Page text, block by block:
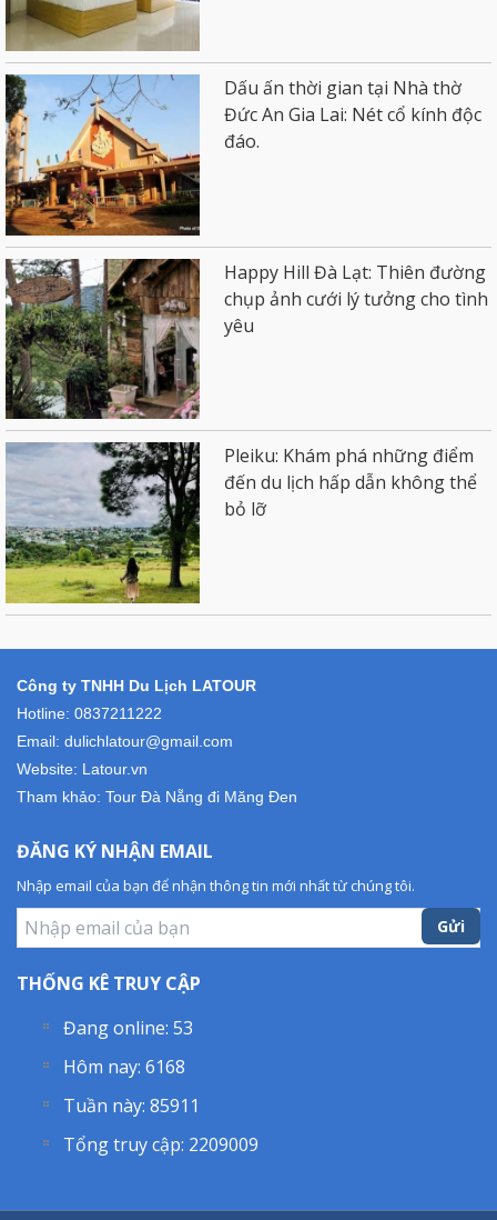
Dấu ấn thời gian tại Nhà thờ
Đức An Gia Lai: Nét cổ kính độc
đáo.
Happy Hill Đà Lạt: Thiên đường
chụp ảnh cưới lý tưởng cho tình
yêu
Pleiku: Khám phá những điểm
đến du lịch hấp dẫn không thể
bỏ lỡ
Công ty TNHH Du Lịch LATOUR
Hotline: 0837211222
Email: dulichlatour@gmail.com
Website: Latour.vn
Tham khảo: Tour Đà Nẵng đi Măng Đen
ĐĂNG KÝ NHẬN EMAIL
Nhập email của bạn để nhận thông tin mới nhất từ chúng tôi.
Gửi
THỐNG KÊ TRUY CẬP
Đang online: 53
Hôm nay: 6168
Tuần này: 85911
Tổng truy cập: 2209009